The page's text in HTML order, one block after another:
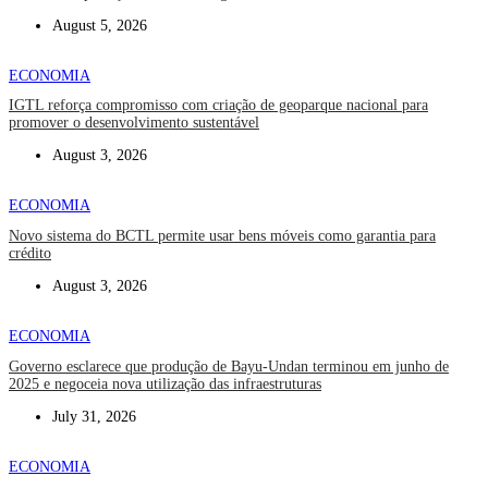
August 5, 2026
ECONOMIA
IGTL reforça compromisso com criação de geoparque nacional para
promover o desenvolvimento sustentável
August 3, 2026
ECONOMIA
Novo sistema do BCTL permite usar bens móveis como garantia para
crédito
August 3, 2026
ECONOMIA
Governo esclarece que produção de Bayu-Undan terminou em junho de
2025 e negoceia nova utilização das infraestruturas
July 31, 2026
ECONOMIA